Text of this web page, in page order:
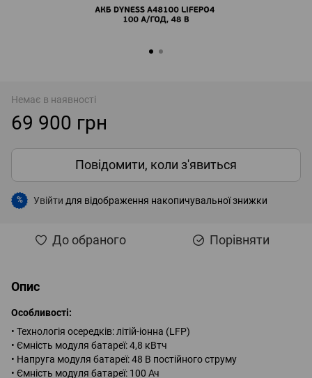
Немає в наявності
69 900 грн
Повідомити, коли з'явиться
% Увійти для відображення накопичувальної знижки
До обраного Порівняти
Опис
Особливості:
• Технологія осередків: літій-іонна (LFP)
• Ємність модуля батареї: 4,8 кВтч
• Напруга модуля батареї: 48 В постійного струму
• Ємність модуля батареї: 100 Ач